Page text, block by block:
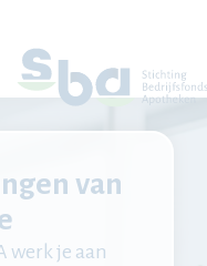
van
werk je aan